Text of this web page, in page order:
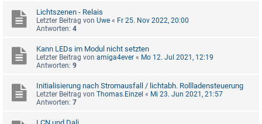
Lichtszenen - Relais
Letzter Beitrag von Uwe « Fr 25. Nov 2022, 20:00
Antworten: 4
Kann LEDs im Modul nicht setzten
Letzter Beitrag von amiga4ever « Mo 12. Jul 2021, 12:19
Antworten: 9
Initialisierung nach Stromausfall / lichtabh. Rollladensteuerung
Letzter Beitrag von Thomas.Einzel « Mi 23. Jun 2021, 21:57
Antworten: 7